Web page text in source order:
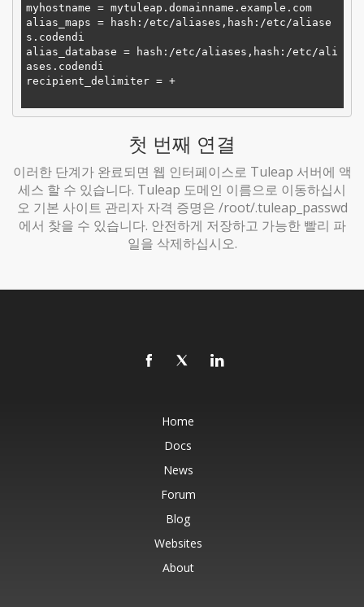
myhostname
alias_maps = hash:/etc/aliases,hash:/etc/aliase
alias_database = hash:/etc/aliases,hash:/etc/ali
recipient_delimiter = +
첫 번째 연결
이러한 단계가 완료되면 웹 인터페이스로 Tuleap 서버에 액
세스 할 수 있습니다. Tuleap 도메인 이름으로 이동하십시
오 기본 사이트 관리자 자격 증명은 /root/.tuleap_passwd
에서 찾을 수 있습니다. 안전하게 저장하고 가능한 빨리 파
일을 삭제하십시오.
Home
Docs
News
Forum
Blog
Websites
About